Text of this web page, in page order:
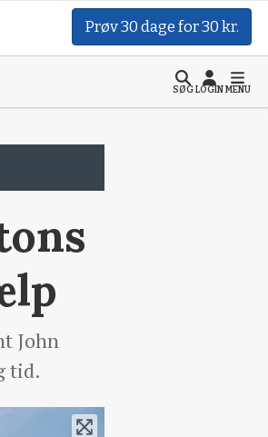
Prøv 30 dage for 30 kr.
SØGLOGINMENU
John
tid.